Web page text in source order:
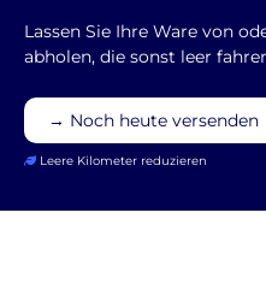
Lassen Sie Ihre Ware von
abholen, die sonst leer
→ Noch heute versenden
Leere Kilometer reduzieren